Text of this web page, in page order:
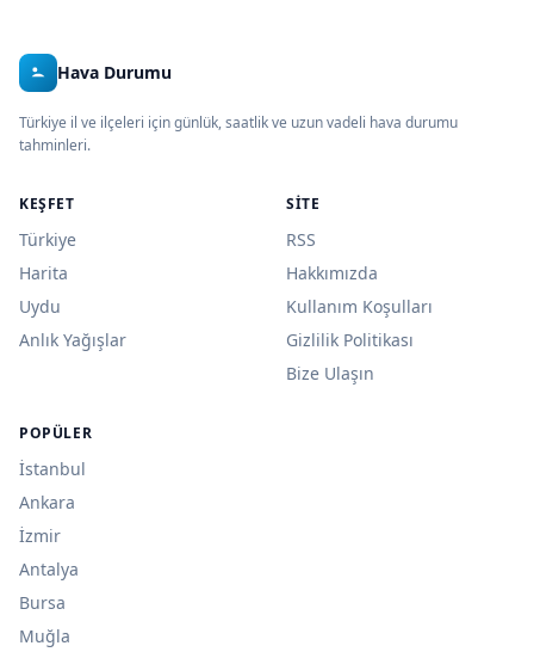
Hava Durumu
Türkiye il ve ilçeleri için günlük, saatlik ve uzun vadeli hava durumu
tahminleri.
KEŞFET
Türkiye
Harita
Uydu
Anlık Yağışlar
SITE
RSS
Hakkımızda
Kullanım Koşulları
Gizlilik Politikası
Bize Ulaşın
POPÜLER
İstanbul
Ankara
İzmir
Antalya
Bursa
Muğla